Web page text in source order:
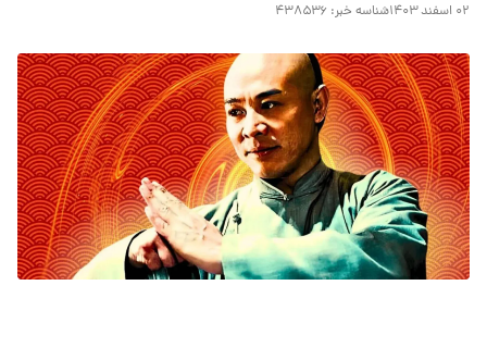
۰۲ اسفند ۱۴۰۳ شناسه خبر: ۴۳۸۵۳۶